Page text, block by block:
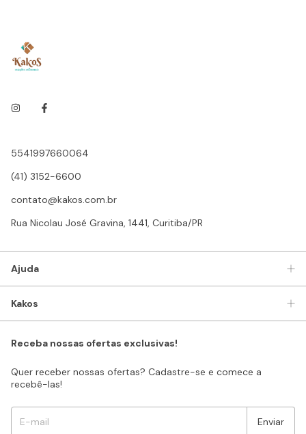
5541997660064
(41) 3152-6600
contato@kakos.com.br
Rua Nicolau José Gravina, 1441, Curitiba/PR
Ajuda
Kakos
Receba nossas ofertas exclusivas!
Quer receber nossas ofertas? Cadastre-se e comece a
recebê-las!